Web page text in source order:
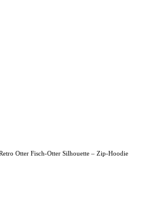
Otter Fisch-Otter Silhouette – Zip-Hoodie